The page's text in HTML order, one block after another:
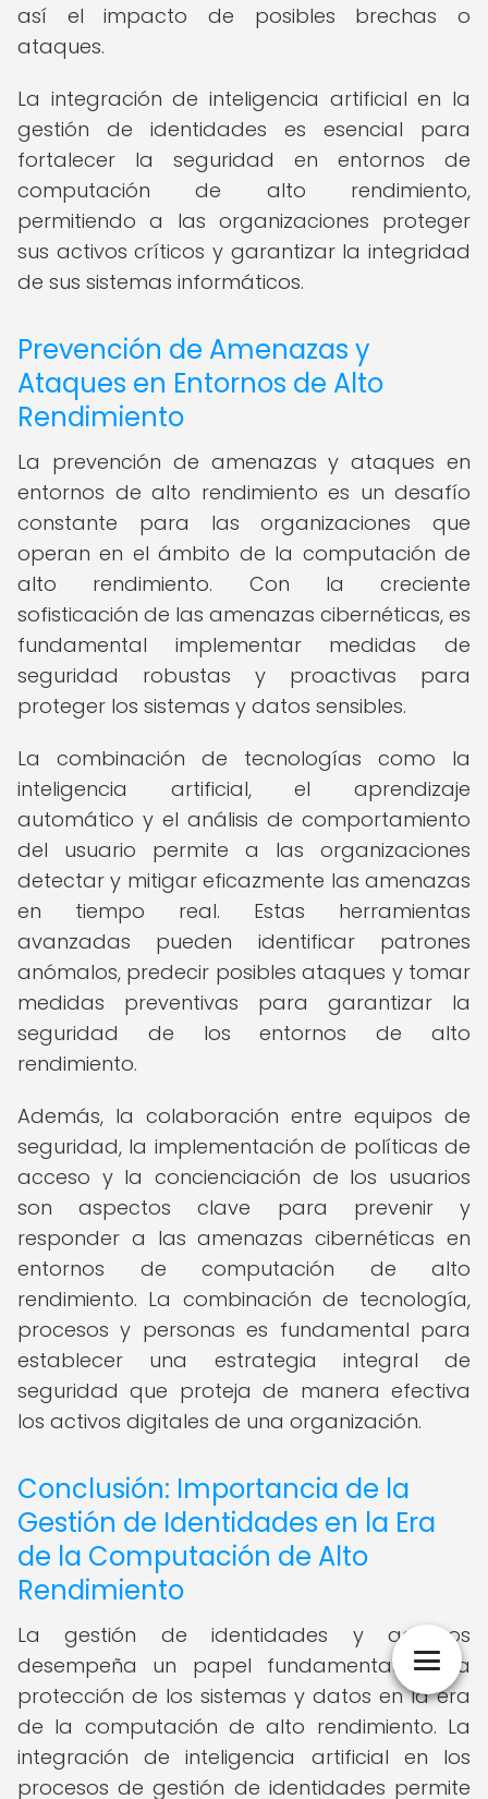
así el impacto de posibles brechas o
ataques.
La integración de inteligencia artificial en la
gestión de identidades es esencial para
fortalecer la seguridad en entornos de
computación de alto rendimiento,
permitiendo a las organizaciones proteger
sus activos críticos y garantizar la integridad
de sus sistemas informáticos.
Prevención de Amenazas y
Ataques en Entornos de Alto
Rendimiento
La prevención de amenazas y ataques en
entornos de alto rendimiento es un desafío
constante para las organizaciones que
operan en el ámbito de la computación de
alto rendimiento. Con la creciente
sofisticación de las amenazas cibernéticas, es
fundamental implementar medidas de
seguridad robustas y proactivas para
proteger los sistemas y datos sensibles.
La combinación de tecnologías como la
inteligencia artificial, el aprendizaje
automático y el análisis de comportamiento
del usuario permite a las organizaciones
detectar y mitigar eficazmente las amenazas
en tiempo real. Estas herramientas
avanzadas pueden identificar patrones
anómalos, predecir posibles ataques y tomar
medidas preventivas para garantizar la
seguridad de los entornos de alto
rendimiento.
Además, la colaboración entre equipos de
seguridad, la implementación de políticas de
acceso y la concienciación de los usuarios
son aspectos clave para prevenir y
responder a las amenazas cibernéticas en
entornos de computación de alto
rendimiento. La combinación de tecnología,
procesos y personas es fundamental para
establecer una estrategia integral de
seguridad que proteja de manera efectiva
los activos digitales de una organización.
Conclusión: Importancia de la
Gestión de Identidades en la Era
de la Computación de Alto
Rendimiento
La gestión de identidades y accesos
desempeña un papel fundamental en la
protección de los sistemas y datos en la era
de la computación de alto rendimiento. La
integración de inteligencia artificial en los
procesos de gestión de identidades permite